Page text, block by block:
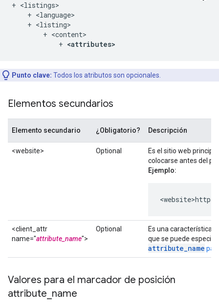
+ <listings>
    + <language>
    + <listing>
        + <content>
            +
<attributes>
Punto clave: Todos los atributos son opcionales.
Elementos secundarios
Elemento secundario ¿Obligatorio? Descripción
<website> Optional
Es el sitio web
colocarse antes del
Ejemplo:
<client_attr
name="attribute_name">
Optional
Es una característica
que se puede
attribute_name
Valores para el marcador de posición
attribute name